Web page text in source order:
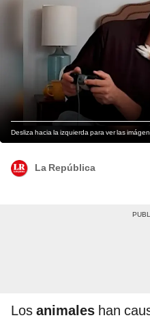
Desliza hacia la izquierda para ver las
La República
Los animales han